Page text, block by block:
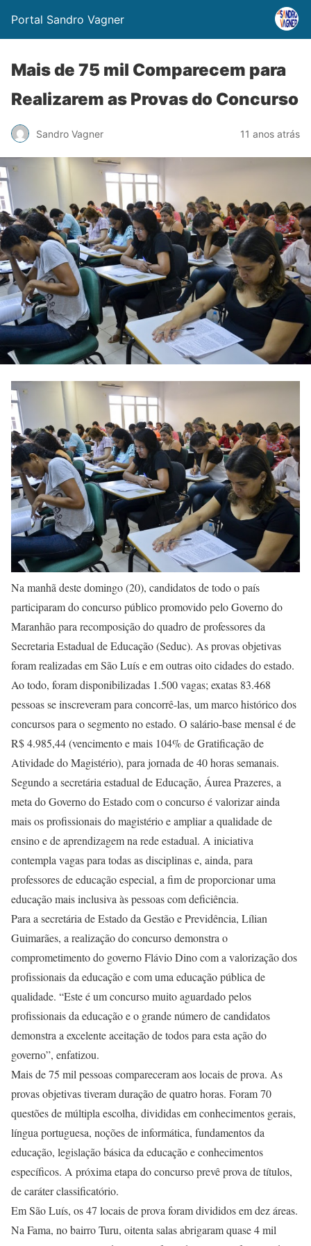
Portal Sandro Vagner
Mais de 75 mil Comparecem para
Realizarem as Provas do Concurso
Sandro Vagner 11 anos atrás
Na manhã deste domingo (20), candidatos de todo o país
participaram do concurso público promovido pelo Governo do
Maranhão para recomposição do quadro de professores da
Secretaria Estadual de Educação (Seduc). As provas objetivas
foram realizadas em São Luís e em outras oito cidades do estado.
Ao todo, foram disponibilizadas 1.500 vagas; exatas 83.468
pessoas se inscreveram para concorrê-las, um marco histórico dos
concursos para o segmento no estado. O salário-base mensal é de
R$ 4.985,44 (vencimento e mais 104% de Gratificação de
Atividade do Magistério), para jornada de 40 horas semanais.
Segundo a secretária estadual de Educação, Áurea Prazeres, a
meta do Governo do Estado com o concurso é valorizar ainda
mais os profissionais do magistério e ampliar a qualidade de
ensino e de aprendizagem na rede estadual. A iniciativa
contempla vagas para todas as disciplinas e, ainda, para
professores de educação especial, a fim de proporcionar uma
educação mais inclusiva às pessoas com deficiência.
Para a secretária de Estado da Gestão e Previdência, Lílian
Guimarães, a realização do concurso demonstra o
comprometimento do governo Flávio Dino com a valorização dos
profissionais da educação e com uma educação pública de
qualidade. “Este é um concurso muito aguardado pelos
profissionais da educação e o grande número de candidatos
demonstra a excelente aceitação de todos para esta ação do
governo”, enfatizou.
Mais de 75 mil pessoas compareceram aos locais de prova. As
provas objetivas tiveram duração de quatro horas. Foram 70
questões de múltipla escolha, divididas em conhecimentos gerais,
língua portuguesa, noções de informática, fundamentos da
educação, legislação básica da educação e conhecimentos
específicos. A próxima etapa do concurso prevê prova de títulos,
de caráter classificatório.
Em São Luís, os 47 locais de prova foram divididos em dez áreas.
Na Fama, no bairro Turu, oitenta salas abrigaram quase 4 mil